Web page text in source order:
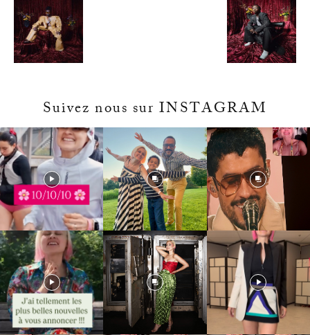
Suivez nous sur INSTAGRAM